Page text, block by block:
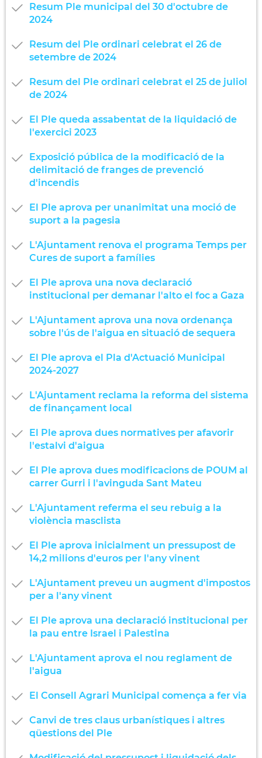
Resum Ple municipal del 30 d'octubre de
2024
Resum del Ple ordinari celebrat el 26 de
setembre de 2024
Resum del Ple ordinari celebrat el 25 de juliol
de 2024
El Ple queda assabentat de la liquidació de
l'exercici 2023
Exposició pública de la modificació de la
delimitació de franges de prevenció
d'incendis
El Ple aprova per unanimitat una moció de
suport a la pagesia
L'Ajuntament renova el programa Temps per
Cures de suport a famílies
El Ple aprova una nova declaració
institucional per demanar l'alto el foc a Gaza
L'Ajuntament aprova una nova ordenança
sobre l'ús de l'aigua en situació de sequera
El Ple aprova el Pla d'Actuació Municipal
2024-2027
L'Ajuntament reclama la reforma del sistema
de finançament local
El Ple aprova dues normatives per afavorir
l'estalvi d'aigua
El Ple aprova dues modificacions de POUM al
carrer Gurri i l'avinguda Sant Mateu
L'Ajuntament referma el seu rebuig a la
violència masclista
El Ple aprova inicialment un pressupost de
14,2 milions d'euros per l'any vinent
L'Ajuntament preveu un augment d'impostos
per a l'any vinent
El Ple aprova una declaració institucional per
la pau entre Israel i Palestina
L'Ajuntament aprova el nou reglament de
l'aigua
El Consell Agrari Municipal comença a fer via
Canvi de tres claus urbanístiques i altres
qüestions del Ple